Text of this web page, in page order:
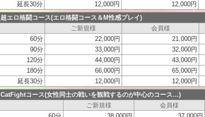
延長30分
12,000円 12,000円
超エロ格闘コース(エロ格闘コース＆M性感プレイ)
ご新規様
会員様
60分
22,000円 21,000円
90分
33,000円 32,000円
120分
44,000円 43,000円
180分
66,000円 65,000円
延長30分
12,000円 12,000円
CatFightコース(女性同士の戦いを観戦するのが中心のコース…)
ご新規様
会員様